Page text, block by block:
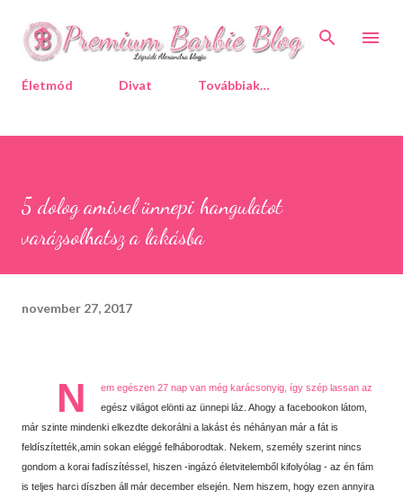
Életmód Divat Továbbiak…
5 dolog amivel ünnepi hangulatot
varázsolhatsz a lakásba
november 27, 2017
N
em egészen 27 nap van még karácsonyig, így szép lassan az
egész világot elönti az ünnepi láz. Ahogy a facebookon látom,
már szinte mindenki elkezdte dekorálni a lakást és néhányan már a fát is
feldíszítették,amin sokan eléggé felháborodtak. Nekem, személy szerint nincs
gondom a korai fadíszítéssel, hiszen -ingázó életvitelemből kifolyólag - az én fám
is teljes harci díszben áll már december elsején. Nem hiszem, hogy ezen annyira